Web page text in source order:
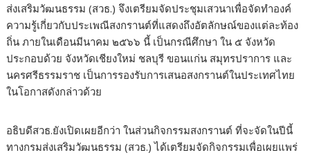
ส่งเสริมวัฒนธรรม (สวธ.) จึงเตรียมจัดประชุมเสวนาเพื่อจัดทำองค์
ความรู้เกี่ยวกับประเพณีสงกรานต์ที่แสดงถึงอัตลักษณ์ของแต่ละท้อง
ถิ่น ภายในเดือนมีนาคม ๒๕๖๖ นี้ เป็นกรณีศึกษา ใน ๕ จังหวัด
ประกอบด้วย จังหวัดเชียงใหม่ ชลบุรี ขอนแก่น สมุทรปราการ และ
นครศรีธรรมราช เป็นการรองรับการเสนอสงกรานต์ในประเทศไทย
ในโอกาสดังกล่าวด้วย
อธิบดีสวธ.ยังเปิดเผยอีกว่า ในส่วนกิจกรรมสงกรานต์ ที่จะจัดในปีนี้
ทางกรมส่งเสริมวัฒนธรรม (สวธ.) ได้เตรียมจัดกิจกรรมเพื่อเผยแพร่